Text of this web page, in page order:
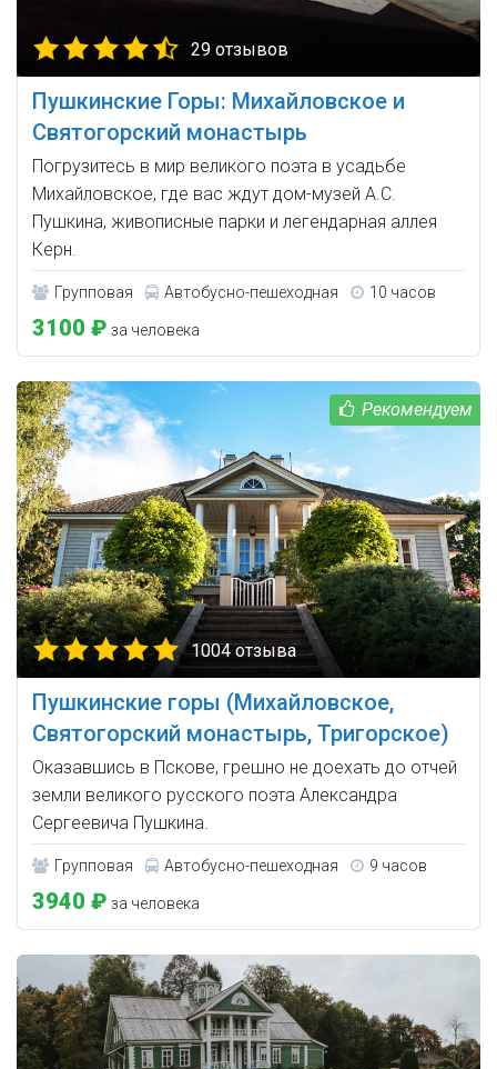
29 отзывов
Пушкинские Горы: Михайловское и
Святогорский монастырь
Погрузитесь в мир великого поэта в усадьбе
Михайловское, где вас ждут дом-музей А.С.
Пушкина, живописные парки и легендарная аллея
Керн.
Групповая Автобусно-пешеходная 10 часов
3100 ₽ за человека
1004 отзыва
Пушкинские горы (Михайловское,
Святогорский монастырь, Тригорское)
Оказавшись в Пскове, грешно не доехать до отчей
земли великого русского поэта Александра
Сергеевича Пушкина.
Групповая Автобусно-пешеходная 9 часов
3940 ₽ за человека